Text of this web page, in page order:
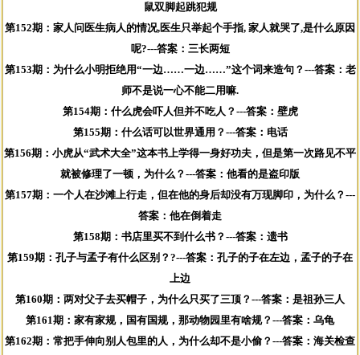
鼠双脚起跳犯规
第152期：家人问医生病人的情况,医生只举起个手指, 家人就哭了,是什么原因
呢?---答案：三长两短
第153期：为什么小明拒绝用“一边……一边……”这个词来造句？---答案：老
师不是说一心不能二用嘛.
第154期：什么虎会吓人但并不吃人？---答案：壁虎
第155期：什么话可以世界通用？---答案：电话
第156期：小虎从“武术大全”这本书上学得一身好功夫，但是第一次路见不平
就被修理了一顿，为什么？---答案：他看的是盗印版
第157期：一个人在沙滩上行走，但在他的身后却没有万现脚印，为什么？---
答案：他在倒着走
第158期：书店里买不到什么书？---答案：遗书
第159期：孔子与孟子有什么区别？?---答案：孔子的子在左边，孟子的子在
上边
第160期：两对父子去买帽子，为什么只买了三顶？---答案：是祖孙三人
第161期：家有家规，国有国规，那动物园里有啥规？---答案：乌龟
第162期：常把手伸向别人包里的人，为什么却不是小偷？---答案：海关检查